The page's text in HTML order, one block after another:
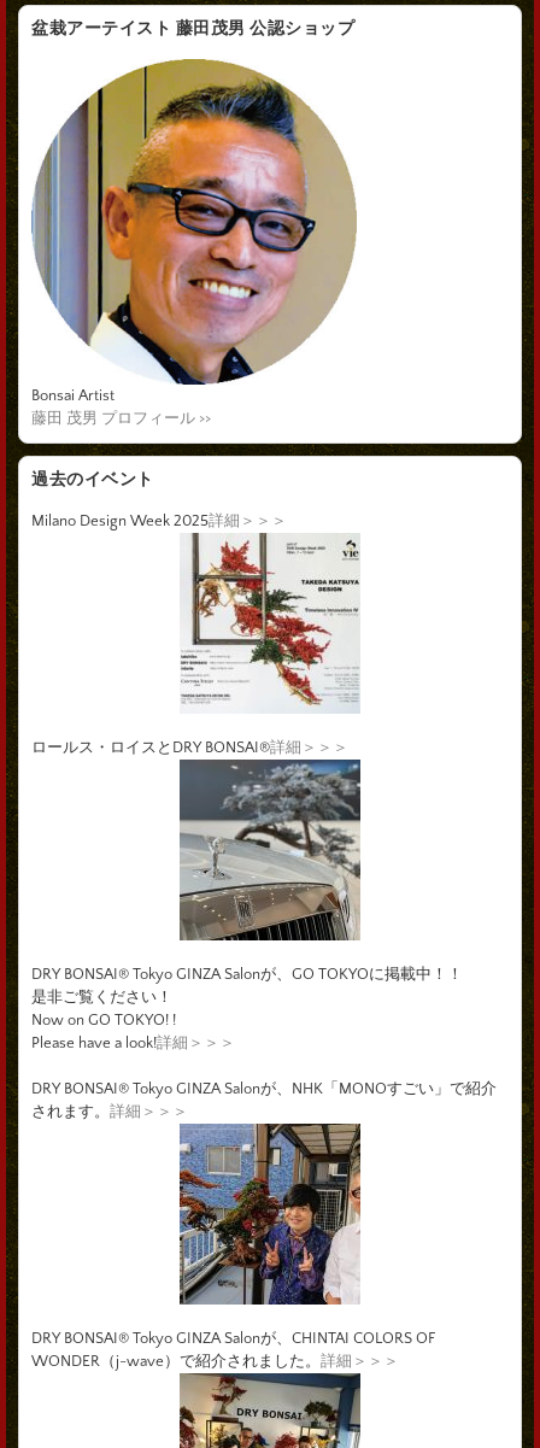
盆栽アーテイスト 藤田茂男 公認ショップ
Bonsai Artist
藤田 茂男 プロフィール >>
過去のイベント
Milano Design Week 2025詳細＞＞＞
ロールス・ロイスとDRY BONSAI®詳細＞＞＞
DRY BONSAI® Tokyo GINZA Salonが、GO TOKYOに掲載中！！
是非ご覧ください！
Now on GO TOKYO! !
Please have a look!詳細＞＞＞
DRY BONSAI® Tokyo GINZA Salonが、NHK「MONOすごい」で紹介
されます。 詳細＞＞＞
DRY BONSAI® Tokyo GINZA Salonが、CHINTAI COLORS OF
WONDER（j-wave）で紹介されました。 詳細＞＞＞